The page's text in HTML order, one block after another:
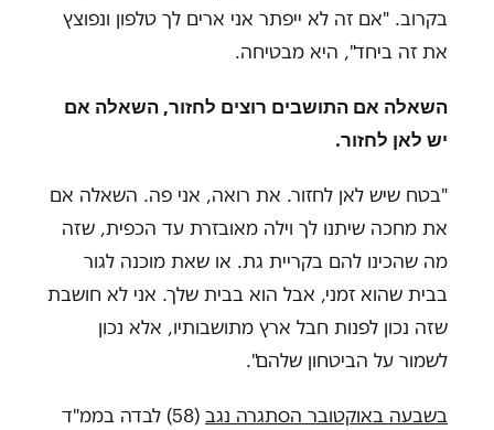
בקרוב. "אם זה לא ייפתר אני ארים לך טלפון ונפוצץ
את זה ביחד", היא מבטיחה.
השאלה אם התושבים רוצים לחזור, השאלה אם
יש לאן לחזור.
"בטח שיש לאן לחזור. את רואה, אני פה. השאלה אם
את מחכה שיתנו לך וילה מאובזרת עד הכפית, שזה
מה שהכינו להם בקריית גת. או שאת מוכנה לגור
בבית שהוא זמני, אבל הוא בבית שלך. אני לא חושבת
שזה נכון לפנות חבל ארץ מתושבותיו, אלא נכון
לשמור על הביטחון שלהם".
בשבעה באוקטובר הסתגרה נגב
(58) לבדה בממ"ד